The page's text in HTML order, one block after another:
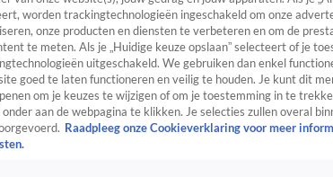
worden trackingtechnologieën ingeschakeld om onze
onze producten en diensten te verbeteren en om de
te meten. Als je „Huidige keuze opslaan” selecteert of je
uitgeschakeld. We gebruiken dan enkel
goed te laten functioneren en veilig te houden. Je kunt dit
om je keuzes te wijzigen of om je toestemming in te
aan de webpagina te klikken. Je selecties zullen overal
Raadpleeg onze Cookieverklaring voor meer